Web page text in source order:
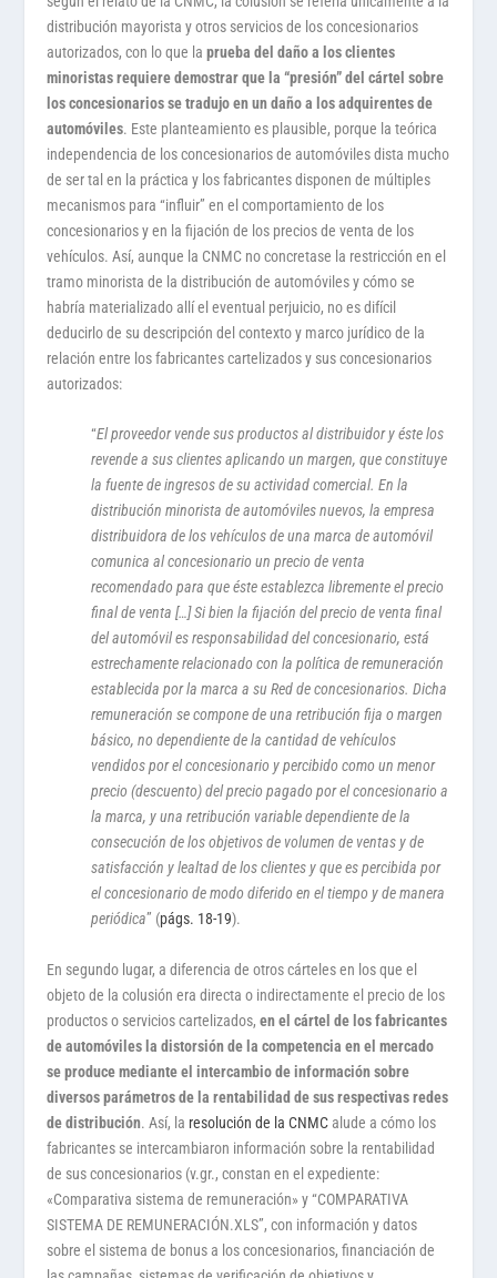
distribución mayorista y otros servicios de los concesionarios
autorizados, con lo que laprueba del daño a los clientes
minoristas requiere demostrar que la “presión” del cártel sobre
los concesionarios se tradujo en un daño a los adquirentes de
automóviles. Este planteamiento es plausible, porque la teórica
independencia de los concesionarios de automóviles dista mucho
de ser tal en la práctica y los fabricantes disponen de múltiples
mecanismos para “influir” en el comportamiento de los
concesionarios y en la fijación de los precios de venta de los
vehículos. Así, aunque la CNMC no concretase la restricción en el
tramo minorista de la distribución de automóviles y cómo se
habría materializado allí el eventual perjuicio, no es difícil
deducirlo de su descripción del contexto y marco jurídico de la
relación entre los fabricantes cartelizados y sus concesionarios
autorizados:
“El proveedor vende sus productos al distribuidor y éste los
revende a sus clientes aplicando un margen, que constituye
la fuente de ingresos de su actividad comercial. En la
distribución minorista de automóviles nuevos, la empresa
distribuidora de los vehículos de una marca de automóvil
comunica al concesionario un precio de venta
recomendado para que éste establezca libremente el precio
final de venta […] Si bien la fijación del precio de venta final
del automóvil es responsabilidad del concesionario, está
estrechamente relacionado con la política de remuneración
establecida por la marca a su Red de concesionarios. Dicha
remuneración se compone de una retribución fija o margen
básico, no dependiente de la cantidad de vehículos
vendidos por el concesionario y percibido como un menor
precio (descuento) del precio pagado por el concesionario a
la marca, y una retribución variable dependiente de la
consecución de los objetivos de volumen de ventas y de
satisfacción y lealtad de los clientes y que es percibida por
el concesionario de modo diferido en el tiempo y de manera
periódica” (págs. 18-19).
En segundo lugar, a diferencia de otros cárteles en los que el
objeto de la colusión era directa o indirectamente el precio de los
productos o servicios cartelizados,en el cártel de los fabricantes
de automóviles la distorsión de la competencia en el mercado
se produce mediante el intercambio de información sobre
diversos parámetros de la rentabilidad de sus respectivas redes
de distribución. Así, la resolución de la CNMC alude a cómo los
fabricantes se intercambiaron información sobre la rentabilidad
de sus concesionarios (v.gr., constan en el expediente:
«Comparativa sistema de remuneración» y “COMPARATIVA
SISTEMA DE REMUNERACIÓN.XLS”, con información y datos
sobre el sistema de bonus a los concesionarios, financiación de